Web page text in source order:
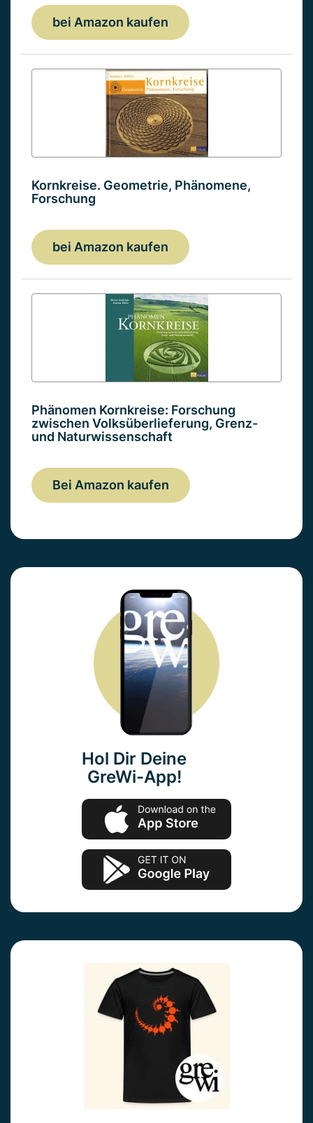
bei Amazon kaufen
Kornkreise. Geometrie, Phänomene,
Forschung
bei Amazon kaufen
Phänomen Kornkreise: Forschung
zwischen Volksüberlieferung, Grenz-
und Naturwissenschaft
Bei Amazon kaufen
Hol Dir Deine
GreWi-App!